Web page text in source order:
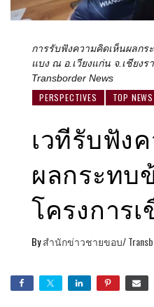
การรับฟังความคิดเห็นผลก
แบง ณ​ อ.เวียงแก่น จ.เชียง
Transborder News
PERSPECTIVES TOP NEWS
เวทีรับฟัง
ผลกระทบ
โครงการ
Byสำนักข่าวชายขอบ/